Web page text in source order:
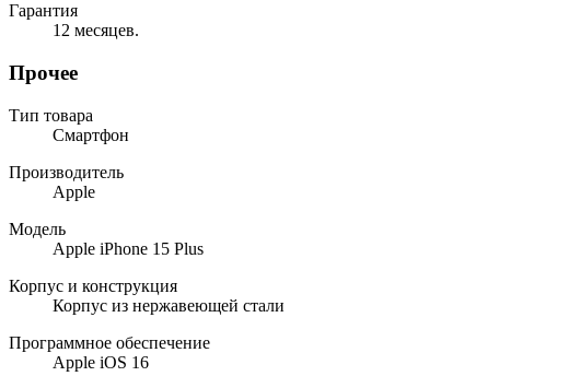
Гарантия
12 месяцев.
Прочее
Тип товара
Смартфон
Производитель
Apple
Модель
Apple iPhone 15 Plus
Корпус и конструкция
Корпус из нержавеющей стали
Программное обеспечение
Apple iOS 16